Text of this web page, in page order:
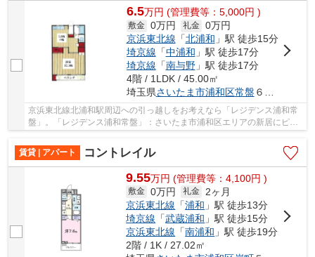
6.5万円 (管理費等：5,000円 )
敷金 0万円 礼金 0万円
京浜東北線 「北浦和 」駅 徒歩15分
埼京線 「中浦和 」駅 徒歩17分
埼京線 「南与野」駅 徒歩17分
4階 / 1LDK / 45.00㎡
埼玉県さいたま市浦和区常盤 ６丁目１５-１２
京浜東北線北浦和駅周辺への引っ越しをお考えなら「レジデンス浦和常
盤」。「レジデンス浦和常盤」：さいたま市浦和区エリアの新居にピッ
賃貸 | アパート
コントレイル
9.55万円 (管理費等：4,100円 )
敷金 0万円 礼金
2ヶ月
京浜東北線 「浦和 」駅 徒歩13分
埼京線 「武蔵浦和 」駅 徒歩15分
京浜東北線 「南浦和 」駅 徒歩19分
2階 / 1K / 27.02㎡